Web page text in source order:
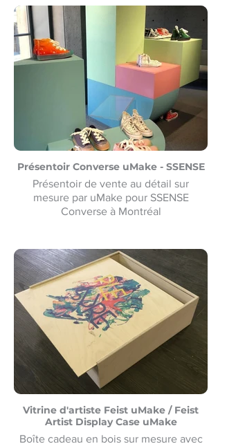
Présentoir Converse uMake - SSENSE
Présentoir de vente au détail sur
mesure par uMake pour SSENSE
Converse à Montréal
Vitrine d'artiste Feist uMake / Feist
Artist Display Case uMake
Boîte cadeau en bois sur mesure avec